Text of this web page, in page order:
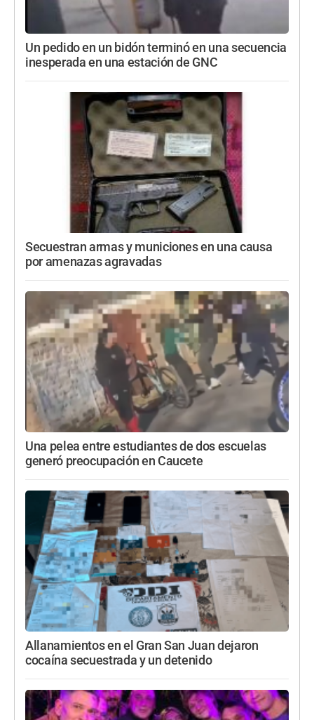
Un pedido en un bidón terminó en una secuencia
inesperada en una estación de GNC
Secuestran armas y municiones en una causa
por amenazas agravadas
Una pelea entre estudiantes de dos escuelas
generó preocupación en Caucete
Allanamientos en el Gran San Juan dejaron
cocaína secuestrada y un detenido